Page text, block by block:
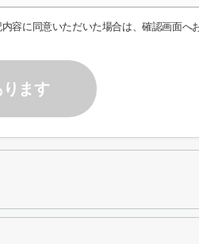
容に同意いただいた場合は、確認画面へ
ます